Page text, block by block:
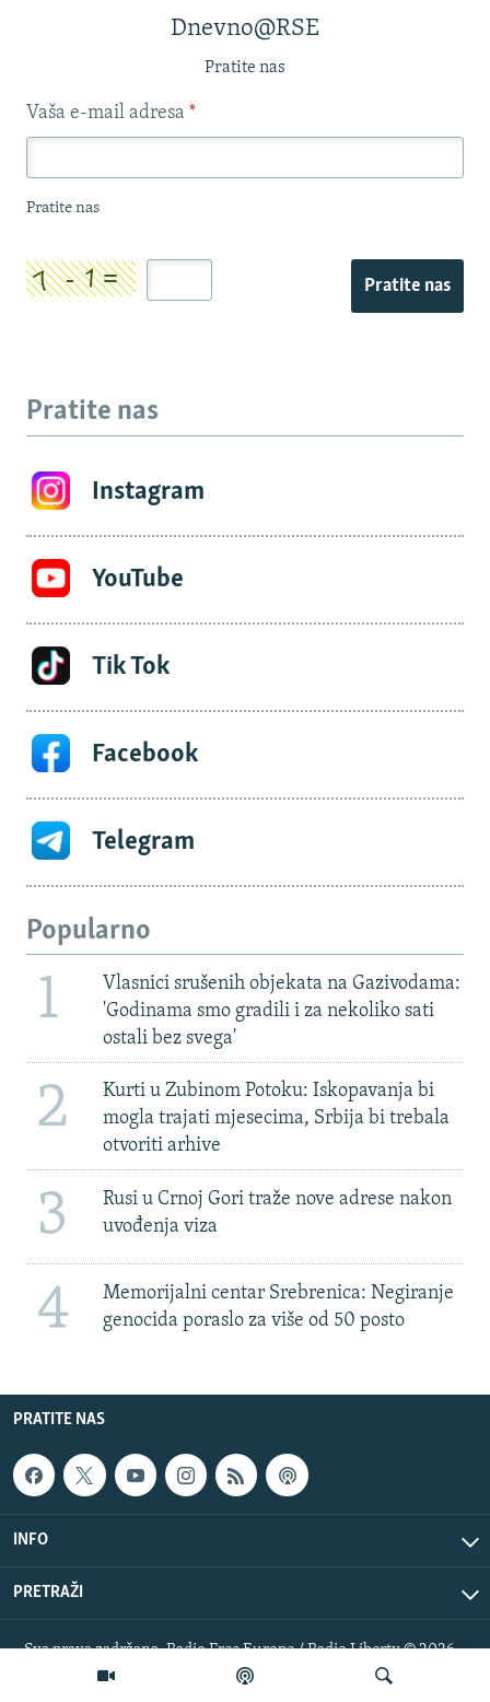
Dnevno@RSE
Pratite nas
Vaša e-mail adresa *
Pratite nas
Pratite nas
Pratite nas
Instagram
YouTube
Tik Tok
Facebook
Telegram
Popularno
1
Vlasnici srušenih objekata na Gazivodama:
'Godinama smo gradili i za nekoliko sati
ostali bez svega'
2
Kurti u Zubinom Potoku: Iskopavanja bi
mogla trajati mjesecima, Srbija bi trebala
otvoriti arhive
3
Rusi u Crnoj Gori traže nove adrese nakon
uvođenja viza
4
Memorijalni centar Srebrenica: Negiranje
genocida poraslo za više od 50 posto
PRATITE NAS
INFO
PRETRAŽI
Sva prava zadržana. Radio Free Europe / Radio Liberty © 2026
RFE/RL, Inc.